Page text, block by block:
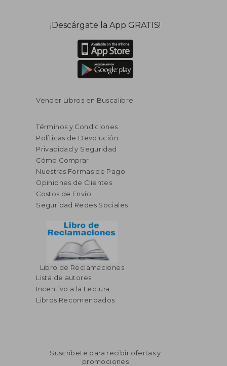
45%
dcto.
$ 30.28
$ 16.66
¡Descárgate la App GRATIS!
Vender Libros en Buscalibre
Términos y Condiciones
Políticas de Devolución
Privacidad y Seguridad
Cómo Comprar
Nuestras Formas de Pago
Opiniones de Clientes
Costos de Envío
Seguridad Redes Sociales
Libro de Reclamaciones
Lista de autores
Incentivo a la Lectura
Libros Recomendados
Suscríbete para recibir ofertas y
promociones